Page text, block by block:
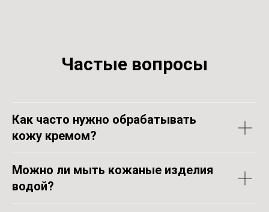
Частые вопросы
Как часто нужно обрабатывать
кожу кремом?
Можно ли мыть кожаные изделия
водой?